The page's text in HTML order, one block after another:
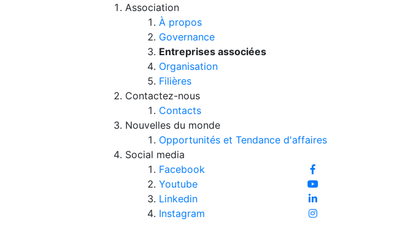
Association
À propos
Governance
Entreprises associées
Organisation
Filières
Contactez-nous
Contacts
Nouvelles du monde
Opportunités et Tendance d'affaires
Social media
Facebook
Youtube
Linkedin
Instagram